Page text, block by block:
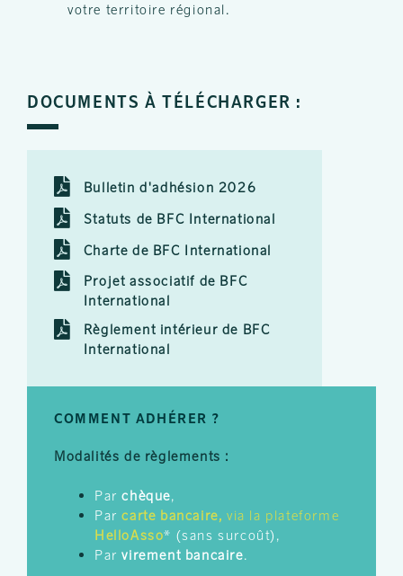
votre territoire régional.
DOCUMENTS À TÉLÉCHARGER :
Bulletin d'adhésion 2026
Statuts de BFC International
Charte de BFC International
Projet associatif de BFC
International
Règlement intérieur de BFC
International
COMMENT ADHÉRER ?
Modalités de règlements :
Par chèque,
Par carte bancaire,via la plateforme
HelloAsso* (sans surcoût),
Parvirement bancaire.